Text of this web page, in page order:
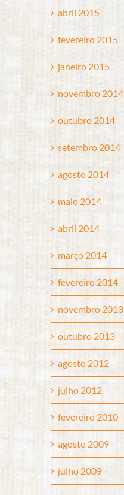
abril 2015
fevereiro 2015
janeiro 2015
novembro 2014
outubro 2014
setembro 2014
agosto 2014
maio 2014
abril 2014
março 2014
fevereiro 2014
novembro 2013
outubro 2013
agosto 2012
julho 2012
fevereiro 2010
agosto 2009
julho 2009